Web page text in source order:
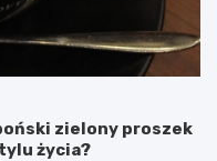
zielony proszek
życia?